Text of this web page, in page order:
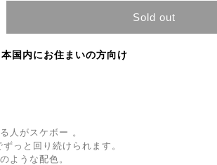
Sold out
本国内にお住まいの方向け
人がスケボー 。
っと回り続けられます。
ような配色。